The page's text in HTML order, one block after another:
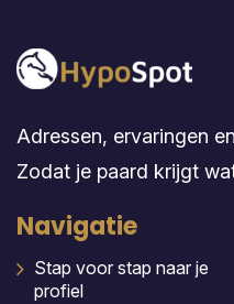
Adressen, ervaringen
Zodat je paard krijgt
Navigatie
Stap voor stap naar je
profiel